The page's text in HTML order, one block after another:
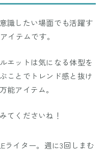
識したい場面でも活躍す
イテムです。
エットは気になる体型を
ことでトレンド感と抜け
能アイテム。
てくださいね！
イター。週に3回しまむ